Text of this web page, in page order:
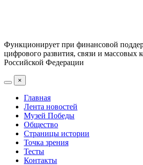
Функционирует при финансовой
цифрового развития, связи и массовых
Российской Федерации
×
Главная
Лента новостей
Музей Победы
Общество
Страницы истории
Точка зрения
Тесты
Контакты